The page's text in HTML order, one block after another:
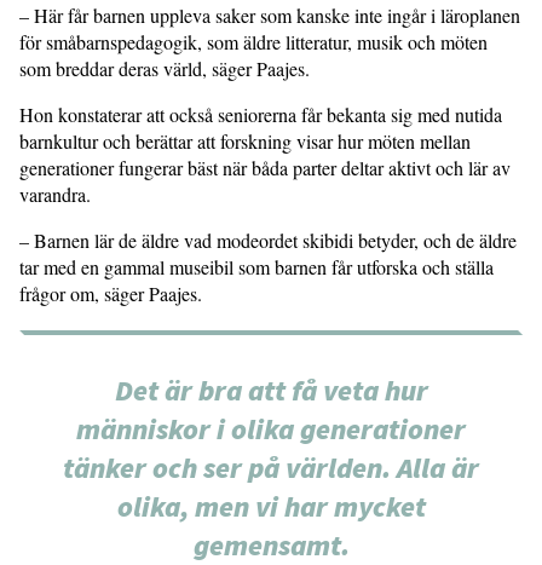
– Här får barnen uppleva saker som kanske inte ingår i läroplanen
för småbarnspedagogik, som äldre litteratur, musik och möten
som breddar deras värld, säger Paajes.
Hon konstaterar att också seniorerna får bekanta sig med nutida
barnkultur och berättar att forskning visar hur möten mellan
generationer fungerar bäst när båda parter deltar aktivt och lär av
varandra.
– Barnen lär de äldre vad modeordet skibidi betyder, och de äldre
tar med en gammal museibil som barnen får utforska och ställa
frågor om, säger Paajes.
Det är bra att få veta hur
människor i olika generationer
tänker och ser på världen. Alla är
olika, men vi har mycket
gemensamt.